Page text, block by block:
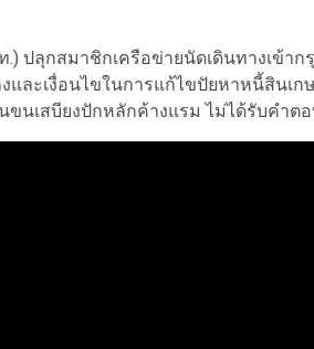
ปลุกสมาชิกเครือข่ายนัดเดินทางเข้า
และเงื่อนไขในการแก้ไขปัยหาหนี้สินเ
นเสบียงปักหลักค้างแรม ไม่ได้รับคำต